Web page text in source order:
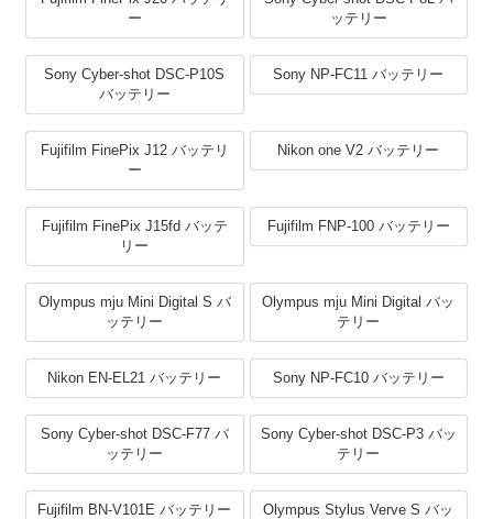
ー
ッテリー
Sony Cyber-shot DSC-P10S
バッテリー
Sony NP-FC11 バッテリー
Fujifilm FinePix J12 バッテリ
ー
Nikon one V2 バッテリー
Fujifilm FinePix J15fd バッテ
リー
Fujifilm FNP-100 バッテリー
Olympus mju Mini Digital S バ
ッテリー
Olympus mju Mini Digital バッ
テリー
Nikon EN-EL21 バッテリー Sony NP-FC10 バッテリー
Sony Cyber-shot DSC-F77 バ
ッテリー
Sony Cyber-shot DSC-P3 バッ
テリー
Fujifilm BN-V101E バッテリー
Olympus Stylus Verve S バッ